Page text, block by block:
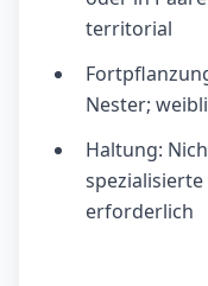
territorial
Nester;
Haltung:
erforderlich